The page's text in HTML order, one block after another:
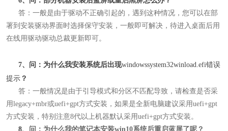
答：一般是由于驱动不正确引起的，遇到这种情况，您可以在部
署到安装驱动界面时选择保守安装 ，一般即可解决，待进入桌面后用
在线用驱动驱动总裁更新即可。
7、问：为什么我安装系统后出现windowssystem32winload.efi错误
提示 ？
答：一般情况是由于引导模式和分区不匹配导致，请检查是否采
用legacy+mbr或uefi+gpt方式安装，如果是全新电脑建议采用uefi+gpt
方式安装，特别注意8代以上机器默认采用uefi+gpt方式安装。
8、
问：为什么我的笔记本安装win10系统后重启蓝屏了呢 ？